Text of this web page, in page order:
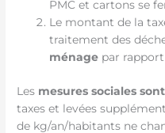
PMC et cartons se
Le montant de la
traitement des
ménage par rapport
Les mesures sociales
taxes et levées
de kg/an/habitants ne